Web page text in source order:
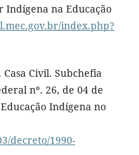
Indígena na Educação
index.php?
Civil. Subchefia
nº. 26, de 04 de
Indígena no
decreto/1990-